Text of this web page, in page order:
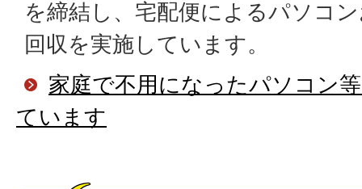
を締結し、宅配便によるパソコ
回収を実施しています。
家庭で不用になったパソコン
ています